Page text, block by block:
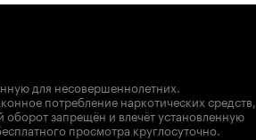
для несовершеннолетних.
потребление наркотических средств,
запрещён и влечёт установленную
просмотра круглосуточно.